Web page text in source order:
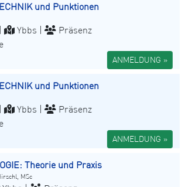
und Punktionen
Ybbs |
Präsenz
ANMELDUNG »
und Punktionen
Ybbs |
Präsenz
ANMELDUNG »
Theorie und Praxis
MSc